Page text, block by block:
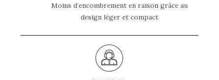
Moins d’encombrement en raison grâce au
design léger et compact